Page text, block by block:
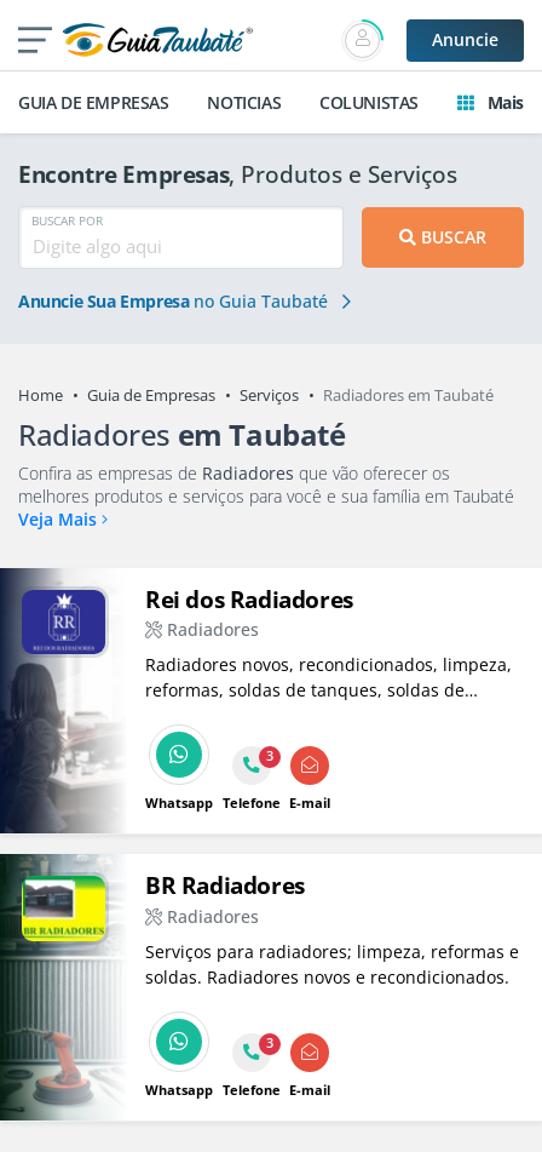
Anuncie
GUIA DE EMPRESAS NOTICIAS COLUNISTAS Mais
Encontre Empresas, Produtos e Serviços
BUSCAR POR
BUSCAR
Anuncie Sua Empresano Guia Taubaté
Home Guia de Empresas Serviços Radiadores em Taubaté
Radiadores em Taubaté
Confira as empresas de Radiadores que vão oferecer os
melhores produtos e serviços para você e sua família em Taubaté
Veja Mais
Rei dos Radiadores
Radiadores
Radiadores novos, recondicionados, limpeza,
reformas, soldas de tanques, soldas de
pesadas, scânia, volvo, mercedes, etc.
Whatsapp
3
Telefone E-mail
BR Radiadores
Radiadores
Serviços para radiadores; limpeza, reformas e
soldas. Radiadores novos e recondicionados.
Whatsapp
3
Telefone E-mail